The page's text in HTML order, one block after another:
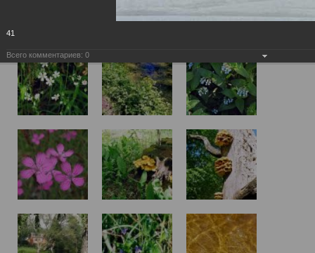
41
Всего комментариев: 0